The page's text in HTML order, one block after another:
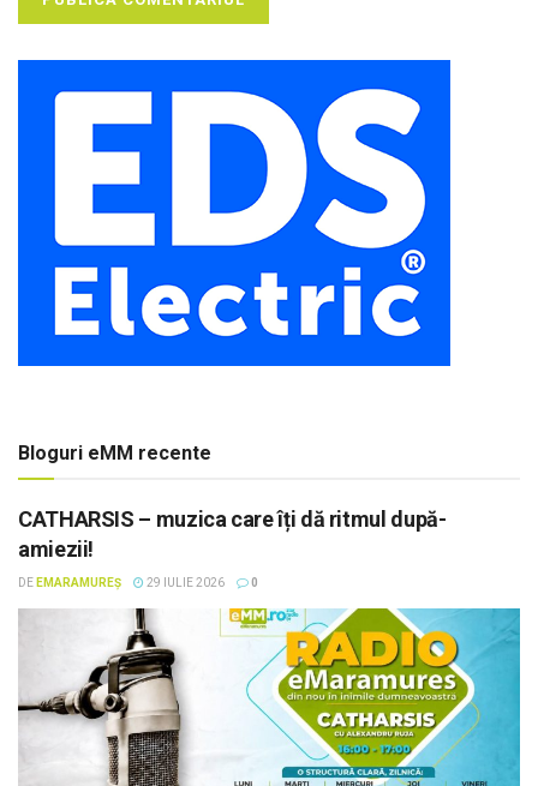
Bloguri eMM recente
CATHARSIS – muzica care îți dă ritmul după-
amiezii!
DE EMARAMUREȘ 29 IULIE 2026 0